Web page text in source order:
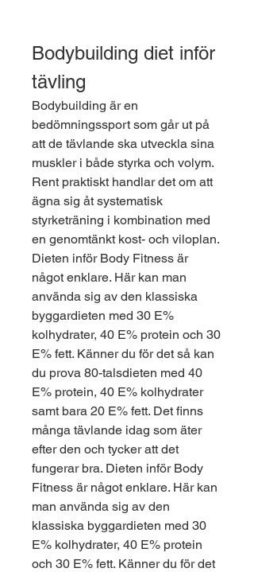
Bodybuilding diet inför
tävling
Bodybuilding är en
bedömningssport som går ut på
att de tävlande ska utveckla sina
muskler i både styrka och volym.
Rent praktiskt handlar det om att
ägna sig åt systematisk
styrketräning i kombination med
en genomtänkt kost- och viloplan.
Dieten inför Body Fitness är
något enklare. Här kan man
använda sig av den klassiska
byggardieten med 30 E%
kolhydrater, 40 E% protein och 30
E% fett. Känner du för det så kan
du prova 80-talsdieten med 40
E% protein, 40 E% kolhydrater
samt bara 20 E% fett. Det finns
många tävlande idag som äter
efter den och tycker att det
fungerar bra. Dieten inför Body
Fitness är något enklare. Här kan
man använda sig av den
klassiska byggardieten med 30
E% kolhydrater, 40 E% protein
och 30 E% fett. Känner du för det